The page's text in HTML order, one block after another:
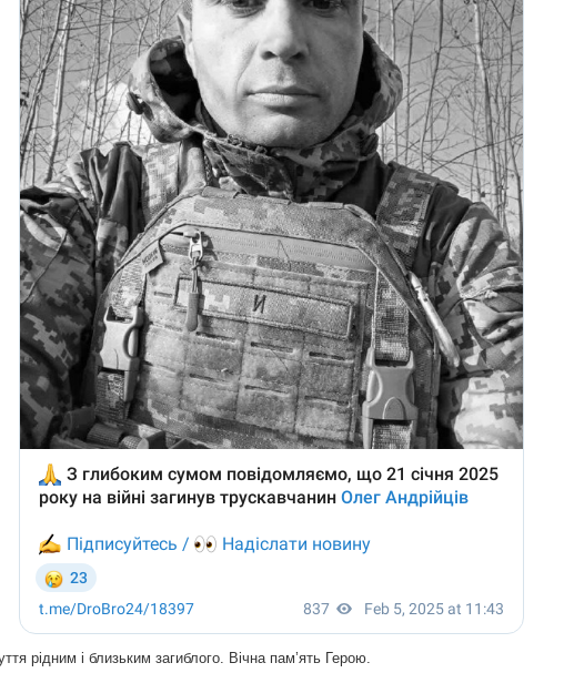
рідним і близьким загиблого. Вічна пам’ять Герою.